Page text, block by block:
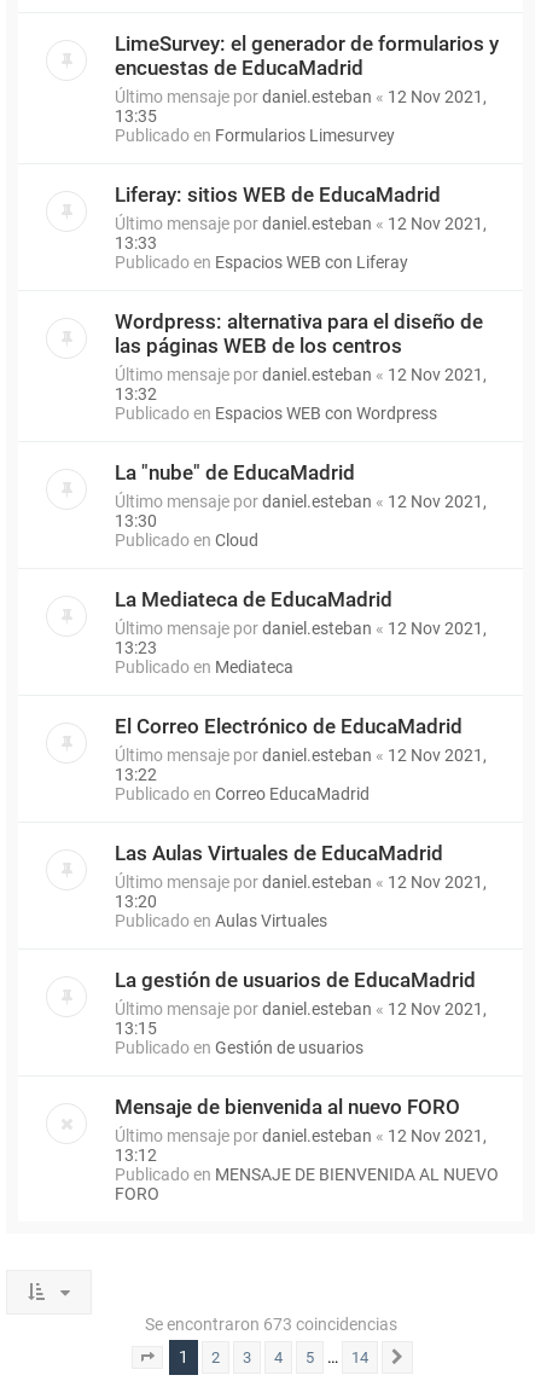
LimeSurvey: el generador de formularios y
encuestas de EducaMadrid
Último mensaje pordaniel.esteban « 12 Nov 2021,
13:35
Publicado en Formularios Limesurvey
Liferay: sitios WEB de EducaMadrid
Último mensaje pordaniel.esteban « 12 Nov 2021,
13:33
Publicado en Espacios WEB con Liferay
Wordpress: alternativa para el diseño de
las páginas WEB de los centros
Último mensaje pordaniel.esteban « 12 Nov 2021,
13:32
Publicado en Espacios WEB con Wordpress
La "nube" de EducaMadrid
Último mensaje pordaniel.esteban « 12 Nov 2021,
13:30
Publicado en Cloud
La Mediateca de EducaMadrid
Último mensaje pordaniel.esteban « 12 Nov 2021,
13:23
Publicado en Mediateca
El Correo Electrónico de EducaMadrid
Último mensaje pordaniel.esteban « 12 Nov 2021,
13:22
Publicado en Correo EducaMadrid
Las Aulas Virtuales de EducaMadrid
Último mensaje pordaniel.esteban « 12 Nov 2021,
13:20
Publicado en Aulas Virtuales
La gestión de usuarios de EducaMadrid
Último mensaje pordaniel.esteban « 12 Nov 2021,
13:15
Publicado en Gestión de usuarios
Mensaje de bienvenida al nuevo FORO
Último mensaje pordaniel.esteban « 12 Nov 2021,
13:12
Publicado en MENSAJE DE BIENVENIDA AL NUEVO
FORO
Se encontraron 673 coincidencias
Página 1de 14
1 2 3 4 5 … 14